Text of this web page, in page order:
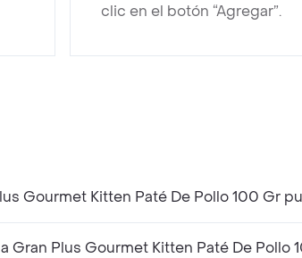
clic en el botón “Agregar”.
Gourmet Kitten Paté De Pollo 100 Gr
Gran Plus Gourmet Kitten Paté De Pollo